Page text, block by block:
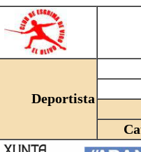
Deportista